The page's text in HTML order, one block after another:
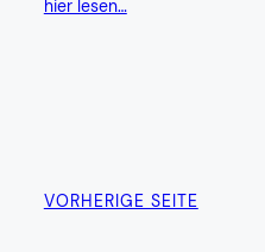
hier lesen…
VORHERIGE SEITE